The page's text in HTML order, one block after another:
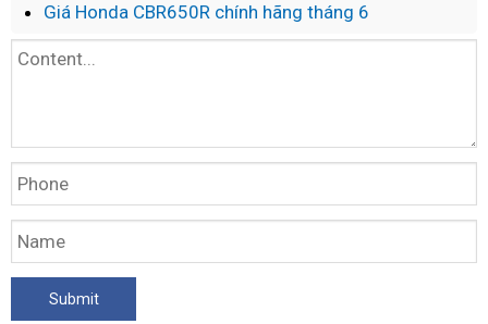
Giá Honda CBR650R chính hãng tháng 6